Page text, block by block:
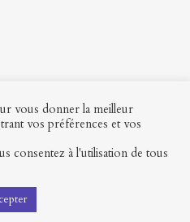
Rabelais © 2026
vous donner la meilleur
vos préférences et vos
consentez à l'utilisation de tous